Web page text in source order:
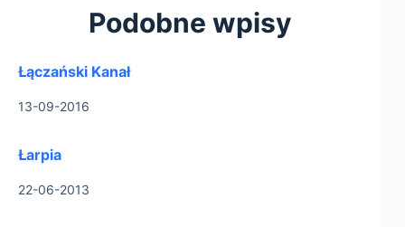
Podobne wpisy
Łączański Kanał
13-09-2016
Łarpia
22-06-2013